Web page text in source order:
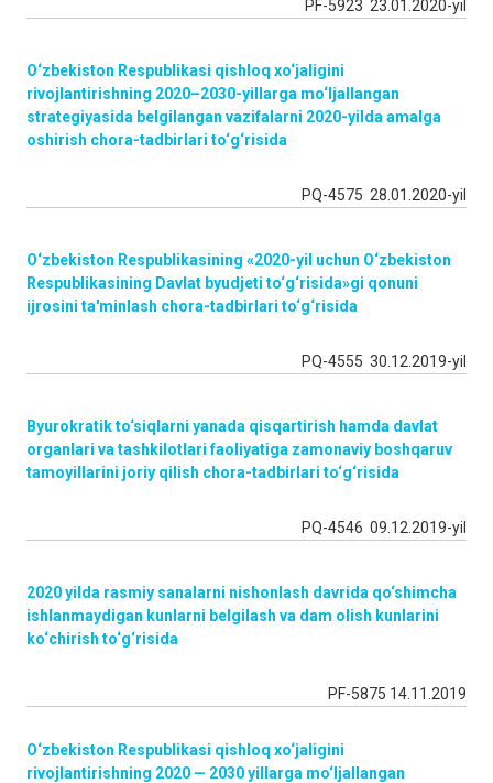
PF-5923 23.01.2020-yil
O‘zbekiston Respublikasi qishloq xo‘jaligini
rivojlantirishning 2020–2030-yillarga mo‘ljallangan
strategiyasida belgilangan vazifalarni 2020-yilda amalga
oshirish chora-tadbirlari to‘g‘risida
PQ-4575 28.01.2020-yil
O‘zbekiston Respublikasining «2020-yil uchun O‘zbekiston
Respublikasining Davlat byudjeti to‘g‘risida»gi qonuni
ijrosini ta'minlash chora-tadbirlari to‘g‘risida
PQ-4555 30.12.2019-yil
Byurokratik to‘siqlarni yanada qisqartirish hamda davlat
organlari va tashkilotlari faoliyatiga zamonaviy boshqaruv
tamoyillarini joriy qilish chora-tadbirlari to‘g‘risida
PQ-4546 09.12.2019-yil
2020 yilda rasmiy sanalarni nishonlash davrida qo‘shimcha
ishlanmaydigan kunlarni belgilash va dam olish kunlarini
ko‘chirish to‘g‘risida
PF-5875 14.11.2019
O‘zbekiston Respublikasi qishloq xo‘jaligini
rivojlantirishning 2020 — 2030 yillarga mo‘ljallangan